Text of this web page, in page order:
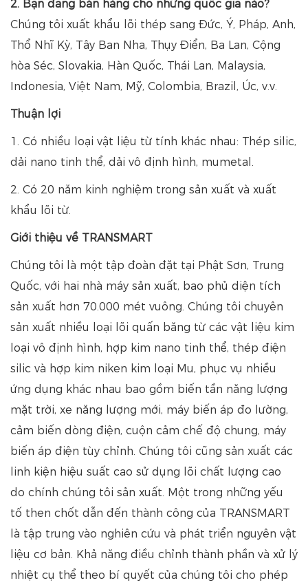
2. Bạn đang bán hàng cho những quốc gia nào?
Chúng tôi xuất khẩu lõi thép sang Đức, Ý, Pháp, Anh,
Thổ Nhĩ Kỳ, Tây Ban Nha, Thụy Điển, Ba Lan, Cộng
hòa Séc, Slovakia, Hàn Quốc, Thái Lan, Malaysia,
Indonesia, Việt Nam, Mỹ, Colombia, Brazil, Úc, v.v.
Thuận lợi
1. Có nhiều loại vật liệu từ tính khác nhau: Thép silic,
dải nano tinh thể, dải vô định hình, mumetal.
2. Có 20 năm kinh nghiệm trong sản xuất và xuất
khẩu lõi từ.
Giới thiệu về TRANSMART
Chúng tôi là một tập đoàn đặt tại Phật Sơn, Trung
Quốc, với hai nhà máy sản xuất, bao phủ diện tích
sản xuất hơn 70.000 mét vuông. Chúng tôi chuyên
sản xuất nhiều loại lõi quấn băng từ các vật liệu kim
loại vô định hình, hợp kim nano tinh thể, thép điện
silic và hợp kim niken kim loại Mu, phục vụ nhiều
ứng dụng khác nhau bao gồm biến tần năng lượng
mặt trời, xe năng lượng mới, máy biến áp đo lường,
cảm biến dòng điện, cuộn cảm chế độ chung, máy
biến áp điện tùy chỉnh. Chúng tôi cũng sản xuất các
linh kiện hiệu suất cao sử dụng lõi chất lượng cao
do chính chúng tôi sản xuất. Một trong những yếu
tố then chốt dẫn đến thành công của TRANSMART
là tập trung vào nghiên cứu và phát triển nguyên vật
liệu cơ bản. Khả năng điều chỉnh thành phần và xử lý
nhiệt cụ thể theo bí quyết của chúng tôi cho phép